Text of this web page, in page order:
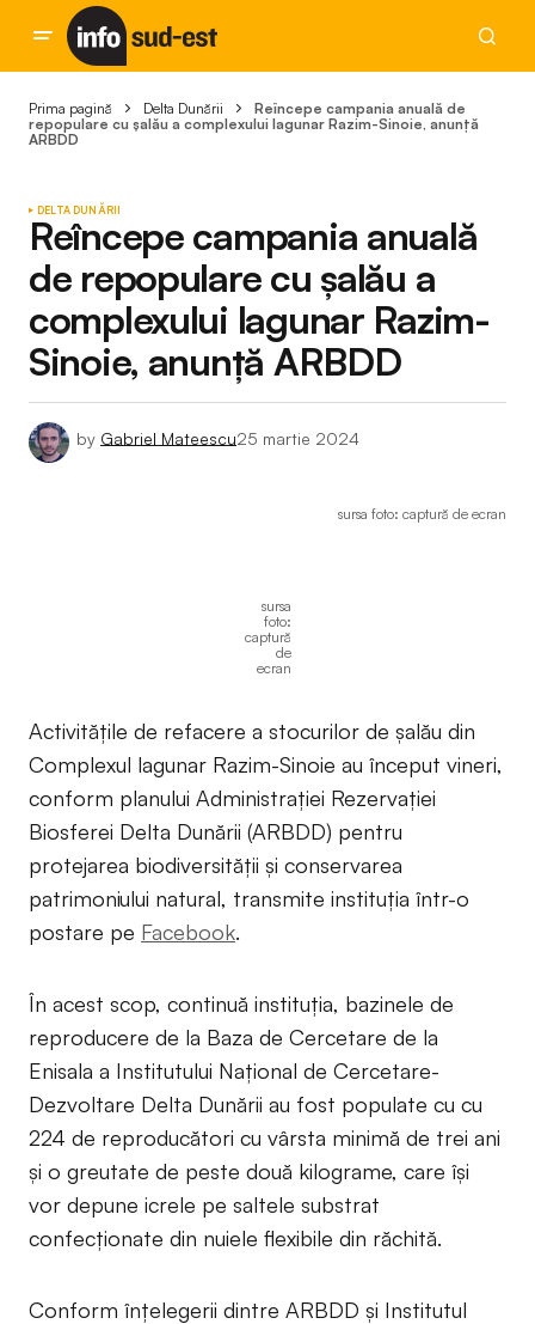
Prima pagină Delta Dunării
Reîncepe campania anuală de
repopulare cu șalău a complexului lagunar Razim-Sinoie, anunță
ARBDD
DELTA DUNĂRII
Reîncepe campania anuală
de repopulare cu șalău a
complexului lagunar Razim-
Sinoie, anunță ARBDD
by Gabriel Mateescu25 martie 2024
sursa foto: captură de ecran
sursa
foto:
captură
de
ecran
Activitățile de refacere a stocurilor de șalău din
Complexul lagunar Razim-Sinoie au început vineri,
conform planului Administrației Rezervației
Biosferei Delta Dunării (ARBDD) pentru
protejarea biodiversității și conservarea
patrimoniului natural, transmite instituția într-o
postare pe Facebook.
În acest scop, continuă instituția, bazinele de
reproducere de la Baza de Cercetare de la
Enisala a Institutului Național de Cercetare-
Dezvoltare Delta Dunării au fost populate cu cu
224 de reproducători cu vârsta minimă de trei ani
și o greutate de peste două kilograme, care își
vor depune icrele pe saltele substrat
confecționate din nuiele flexibile din răchită.
Conform înțelegerii dintre ARBDD și Institutul